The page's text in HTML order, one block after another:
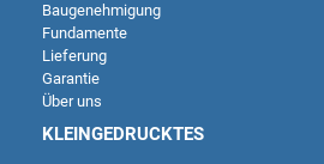
Baugenehmigung
Fundamente
Lieferung
Garantie
Über uns
KLEINGEDRUCKTES